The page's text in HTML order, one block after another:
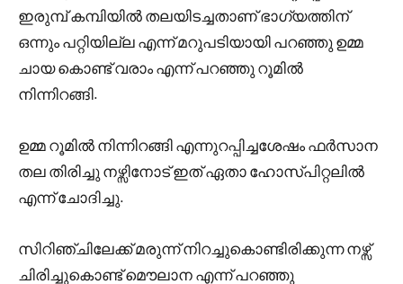
ഇരുമ്പ് കമ്പിയിൽ തലയിടച്ചതാണ് ഭാഗ്യത്തിന്
ഒന്നും പറ്റിയില്ല എന്ന് മറുപടിയായി പറഞ്ഞു ഉമ്മ
ചായ കൊണ്ട് വരാം എന്ന് പറഞ്ഞു റൂമിൽ
നിന്നിറങ്ങി.
ഉമ്മ റൂമിൽ നിന്നിറങ്ങി എന്നുറപ്പിച്ചശേഷം ഫർസാന
തല തിരിച്ചു നഴ്സിനോട് ഇത് ഏതാ ഹോസ്പിറ്റലിൽ
എന്ന് ചോദിച്ചു.
സിറിഞ്ചിലേക്ക് മരുന്ന് നിറച്ചുകൊണ്ടിരിക്കുന്ന നഴ്സ്
ചിരിച്ചുകൊണ്ട് മൌലാന എന്ന് പറഞ്ഞു